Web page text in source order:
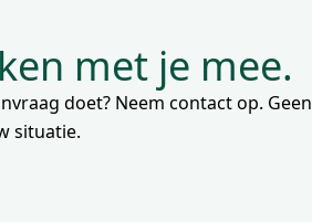
met je mee.
doet? Neem contact op. Geen
situatie.